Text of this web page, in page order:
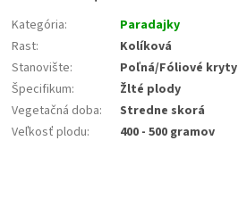
Kategória:
Paradajky
Rast:
Kolíková
Stanovište:
Poľná/Fóliové kryty
Špecifikum:
Žlté plody
Vegetačná doba:
Stredne skorá
Veľkosť plodu: 400 - 500 gramov